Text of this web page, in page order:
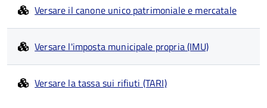
Versare il canone unico patrimoniale e mercatale
Versare l'imposta municipale propria (IMU)
Versare la tassa sui rifiuti (TARI)